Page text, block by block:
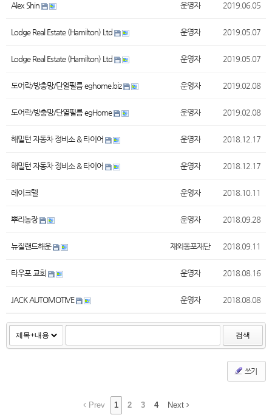
Alex Shin 운영자 2019.06.05
Lodge Real Estate (Hamilton) Ltd 운영자 2019.05.07
Lodge Real Estate (Hamilton) Ltd 운영자 2019.05.07
도어락/방충망/단열필름 eghome.biz 운영자 2019.02.08
도어락/방충망/단열필름 egHome 운영자 2019.02.08
해밀턴 자동차 정비소 & 타이어 운영자 2018.12.17
해밀턴 자동차 정비소 & 타이어 운영자 2018.12.17
레이크텔 운영자 2018.10.11
뿌리농장 운영자 2018.09.28
뉴질랜드해운 재외동포재단 2018.09.11
타우포 교회 운영자 2018.08.16
JACK AUTOMOTIVE 운영자 2018.08.08
검색
쓰기
Prev 1 2 3 4 Next